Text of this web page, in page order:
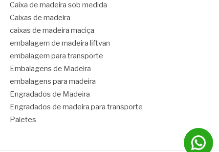
Caixa de madeira sob medida
Caixas de madeira
caixas de madeira maciça
embalagem de madeira liftvan
embalagem para transporte
Embalagens de Madeira
embalagens para madeira
Engradados de Madeira
Engradados de madeira para transporte
Paletes